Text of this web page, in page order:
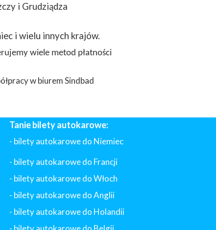
i Grudziądza
i wielu innych krajów.
wiele metod płatności
w biurem Sindbad
Tanie bilety autokarowe:
- bilety autokarowe do Niemiec
- bilety autokarowe do Francji
- bilety autokarowe do Włoch
- bilety autokarowe do Anglii
- bilety autokarowe do Holandii